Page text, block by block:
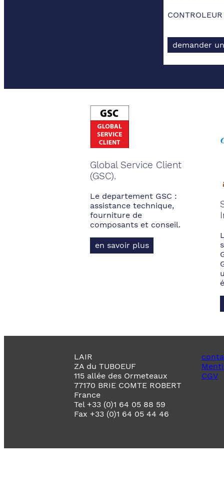
CONTROLEUR
demander
Global Service Client
(GSC).
Le departement GSC :
assistance technique,
fourniture de
composants et conseil.
en savoir plus
LAIR
ZA du TUBOEUF
115 allée des Ormeteaux
77170 BRIE COMTE ROBERT
France
Tel +33 (0)1 64 05 88 59
Fax +33 (0)1 64 05 44 46
CGV